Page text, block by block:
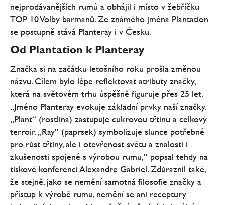
nejprodávanějších rumů a obhájil i místo v žebříčku
TOP 10 Volby barmanů. Ze známého jména Plantation
se postupně stává Planteray i v Česku.
Od Plantation k Planteray
Značka si na začátku letošního roku prošla změnou
názvu. Cílem bylo lépe reflektovat atributy značky,
která na světovém trhu úspěšně figuruje přes 25 let.
„Jméno Planteray evokuje základní prvky naší značky.
„Plant“ (rostlina) zastupuje cukrovou třtinu a celkový
terroir. „Ray“ (paprsek) symbolizuje slunce potřebné
pro růst třtiny, ale i otevřenost světu a znalosti i
zkušenosti spojené s výrobou rumu,“ popsal tehdy na
tiskové konferenci Alexandre Gabriel. Zdůraznil také,
že stejně, jako se nemění samotná filosofie značky a
přístup k výrobě rumu, nemění se ani receptury